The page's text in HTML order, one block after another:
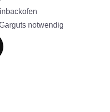
notwendig